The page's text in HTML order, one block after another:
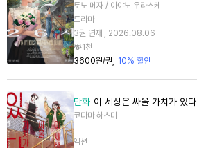
토노 메자 / 아야노 우라스케
드라마
3권 연재 , 2026.08.06
1천
3600원/권
10% 할인
만화 이 세상은 싸울 가치가 있다
코다마 하츠미
액션